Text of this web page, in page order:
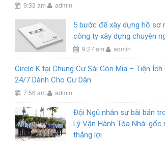
9:33 am admin
5 bước để xây dựng hồ sơ
công ty xây dựng chuyên
9:27 am admin
Circle K tại Chung Cư Sài Gòn Mia – Tiện Ích
24/7 Dành Cho Cư Dân
7:56 am admin
Đội Ngũ nhân sự bài bản
Lý Vận Hành Tòa Nhà: gốc
thắng lợi